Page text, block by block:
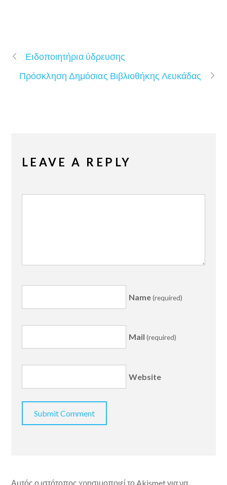
Ειδοποιητήρια ύδρευσης
Πρόσκληση Δημόσιας Βιβλιοθήκης Λευκάδας
LEAVE A REPLY
Name(required)
Mail (required)
Website
Αυτός ο ιστότοπος χρησιμοποιεί το Akismet για να